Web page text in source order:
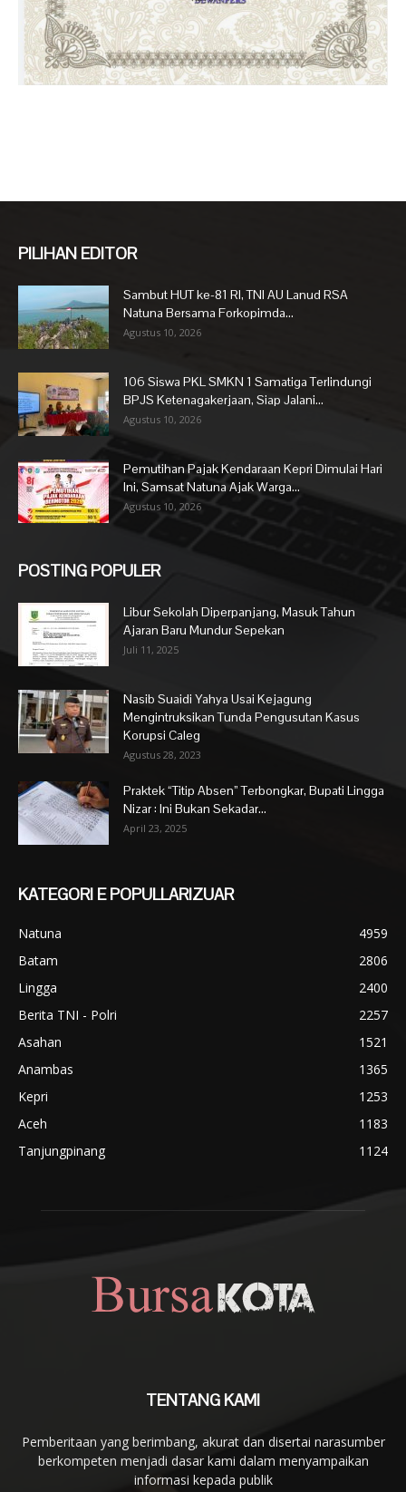
PILIHAN EDITOR
Sambut HUT ke-81 RI, TNI AU Lanud RSA
Natuna Bersama Forkopimda...
Agustus 10, 2026
106 Siswa PKL SMKN 1 Samatiga Terlindungi
BPJS Ketenagakerjaan, Siap Jalani...
Agustus 10, 2026
Pemutihan Pajak Kendaraan Kepri Dimulai Hari
Ini, Samsat Natuna Ajak Warga...
Agustus 10, 2026
POSTING POPULER
Libur Sekolah Diperpanjang, Masuk Tahun
Ajaran Baru Mundur Sepekan
Juli 11, 2025
Nasib Suaidi Yahya Usai Kejagung
Mengintruksikan Tunda Pengusutan Kasus
Korupsi Caleg
Agustus 28, 2023
Praktek “Titip Absen” Terbongkar, Bupati Lingga
Nizar : Ini Bukan Sekadar...
April 23, 2025
KATEGORI E POPULLARIZUAR
Natuna
4959
Batam
2806
Lingga
2400
Berita TNI - Polri
2257
Asahan
1521
Anambas
1365
Kepri
1253
Aceh
1183
Tanjungpinang
1124
TENTANG KAMI
Pemberitaan yang berimbang, akurat dan disertai narasumber
berkompeten menjadi dasar kami dalam menyampaikan
informasi kepada publik